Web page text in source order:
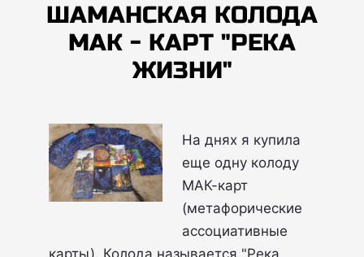
ШАМАНСКАЯ КОЛОДА
МАК - КАРТ "РЕКА
ЖИЗНИ"
На днях я купила
еще одну колоду
МАК-карт
(метафорические
ассоциативные
карты). Колода называется "Река